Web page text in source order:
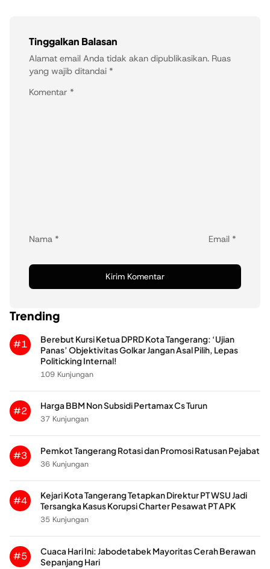
Tinggalkan Balasan
Alamat email Anda tidak akan dipublikasikan. Ruas
yang wajib ditandai *
Komentar *
Nama * Email *
Trending
#1
Berebut Kursi Ketua DPRD Kota Tangerang: ‘Ujian
Panas’ Objektivitas Golkar Jangan Asal Pilih, Lepas
Politicking Internal!
109 Kunjungan
#2
Harga BBM Non Subsidi Pertamax Cs Turun
37 Kunjungan
#3
Pemkot Tangerang Rotasi dan Promosi Ratusan Pejabat
36 Kunjungan
#4
Kejari Kota Tangerang Tetapkan Direktur PT WSU Jadi
Tersangka Kasus Korupsi Charter Pesawat PT APK
35 Kunjungan
#5
Cuaca Hari Ini: Jabodetabek Mayoritas Cerah Berawan
Sepanjang Hari